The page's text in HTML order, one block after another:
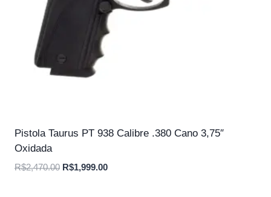
Pistola Taurus PT 938 Calibre .380 Cano 3,75″
Oxidada
R$2,470.00 O
R$1,999.00O